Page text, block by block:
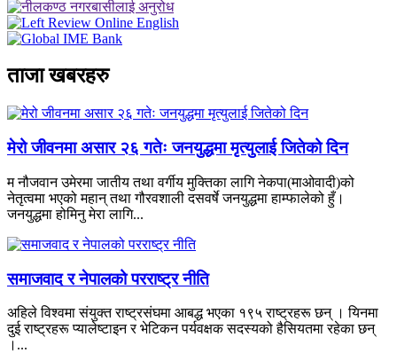
ताजा खबरहरु
मेरो जीवनमा असार २६ गतेः जनयुद्धमा मृत्युलाई जितेको दिन
म नौजवान उमेरमा जातीय तथा वर्गीय मुक्तिका लागि नेकपा(माओवादी)को
नेतृत्वमा भएको महान् तथा गौरवशाली दसवर्षे जनयुद्धमा हाम्फालेको हुँ।
जनयुद्धमा होमिनु मेरा लागि...
समाजवाद र नेपालको परराष्ट्र नीति
अहिले विश्वमा संयुक्त राष्ट्रसंघमा आबद्ध भएका १९५ राष्ट्रहरू छन् । यिनमा
दुई राष्ट्रहरू प्यालेष्टाइन र भेटिकन पर्यवक्षक सदस्यको हैसियतमा रहेका छन्
।...